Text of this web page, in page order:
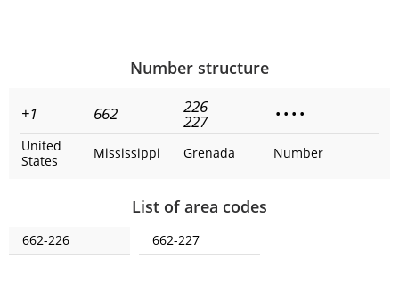
Number structure
+1 662 226
227 • • • •
United
States
Mississippi Grenada Number
List of area codes
662-226 662-227